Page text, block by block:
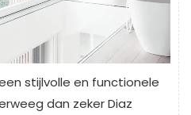
stijlvolle en functionele
dan zeker Diaz